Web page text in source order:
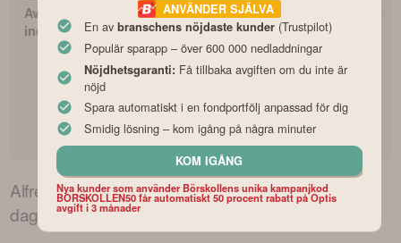
Avanza Zero – Bästa
indexfonden?
Bästa indexfonderna
med lägst avgifter
avkastning
Alfred Berg Nordic High Yield Restrictedkurs –
dagens utveckling
ANVÄNDER SJÄLVA
En av branschens nöjdaste kunder(Trustpilot)
Populär sparapp – över 600 000 nedladdningar
Nöjdhetsgaranti: Få tillbaka avgiften om du inte är
nöjd
Spara automatiskt i en fondportfölj anpassad för dig
Smidig lösning – kom igång på några minuter
KOM IGÅNG
Nya kunder som använder Börskollens unika kampanjkod
BORSKOLLEN50 får automatiskt 50 procent rabatt på Optis
avgift i 3 månader